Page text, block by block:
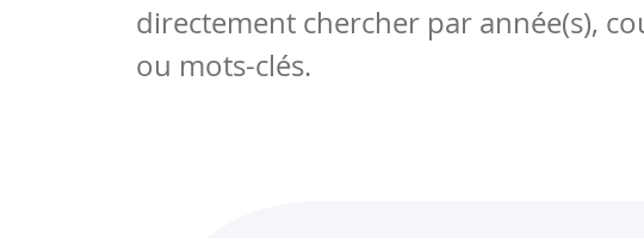
directement chercher par année(s),
ou mots-clés.